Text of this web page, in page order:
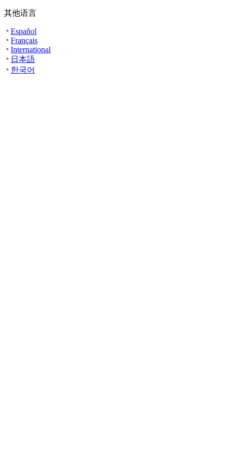
其他语言
Español
Français
International
日本語
한국어